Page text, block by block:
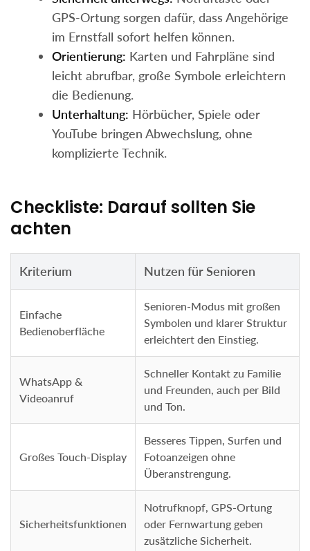
GPS-Ortung sorgen dafür, dass Angehörige
im Ernstfall sofort helfen können.
Orientierung: Karten und Fahrpläne sind
leicht abrufbar, große Symbole erleichtern
die Bedienung.
Unterhaltung: Hörbücher, Spiele oder
YouTube bringen Abwechslung, ohne
komplizierte Technik.
Checkliste: Darauf sollten Sie
achten
Kriterium Nutzen für Senioren
Einfache
Bedienoberfläche
Senioren-Modus mit großen
Symbolen und klarer Struktur
erleichtert den Einstieg.
WhatsApp &
Videoanruf
Schneller Kontakt zu Familie
und Freunden, auch per Bild
und Ton.
Großes Touch-Display
Besseres Tippen, Surfen und
Fotoanzeigen ohne
Überanstrengung.
Sicherheitsfunktionen
Notrufknopf, GPS-Ortung
oder Fernwartung geben
zusätzliche Sicherheit.